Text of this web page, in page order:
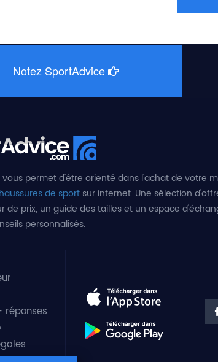
Notez SportAdvice
vous permet d'être orienté dans l'achat de votre
de sportsur internet. Une sélection
de prix, un guide des tailles et un espace
personnalisés.
réponses